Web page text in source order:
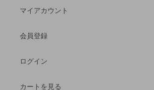
マイアカウント
会員登録
ログイン
カートを見る